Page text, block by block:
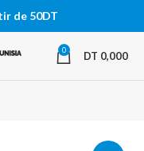
0 DT 0,000
de 50DT